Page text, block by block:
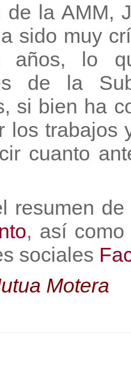
de la AMM,
sido muy
años, lo
de la
si bien ha
los
cuanto
resumen
, así
sociales
Motera